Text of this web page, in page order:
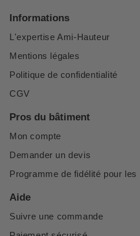
Informations
L'expertise Ami-Hauteur
Mentions légales
Politique de confidentialité
CGV
Pros du bâtiment
Mon compte
Demander un devis
Programme de fidélité pour les
Aide
Suivre une commande